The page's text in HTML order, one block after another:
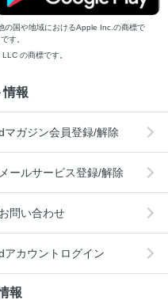
の国や地域におけるApple Inc.の商標で
す。
の商標です。
情報
マガジン会員登録/解除
メールサービス登録/解除
お問い合わせ
アカウントログイン
報